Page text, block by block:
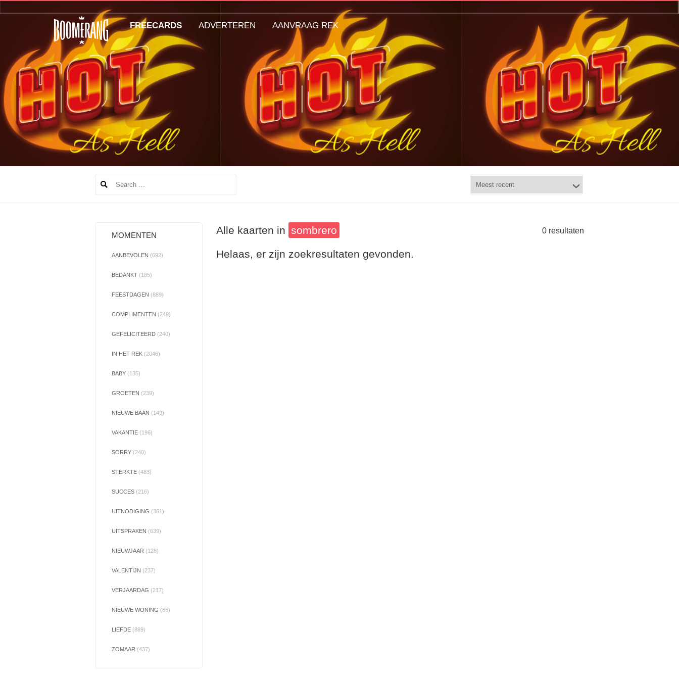
MOMENTEN
AANBEVOLEN (692)
BEDANKT (185)
FEESTDAGEN (889)
COMPLIMENTEN (249)
GEFELICITEERD (240)
IN HET REK (2046)
BABY (135)
GROETEN (239)
NIEUWE BAAN (149)
VAKANTIE (196)
SORRY (240)
STERKTE (483)
SUCCES (216)
UITNODIGING (361)
UITSPRAKEN (639)
NIEUWJAAR (128)
VALENTIJN (237)
VERJAARDAG (217)
NIEUWE WONING (65)
LIEFDE (889)
ZOMAAR (437)
Alle kaarten in sombrero 0 resultaten
Helaas, er zijn zoekresultaten gevonden.
FREECARDS ADVERTEREN AANVRAAG REK